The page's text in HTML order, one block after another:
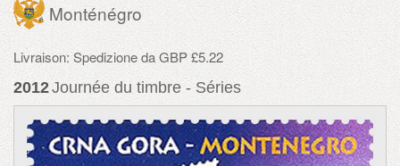
Monténégro
Livraison: Spedizione da GBP £5.22
2012Journée du timbre - Séries